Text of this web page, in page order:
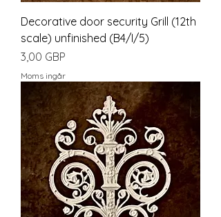
Decorative door security Grill (12th
scale) unfinished (B4/I/5)
Pris
3,00 GBP
Moms ingår